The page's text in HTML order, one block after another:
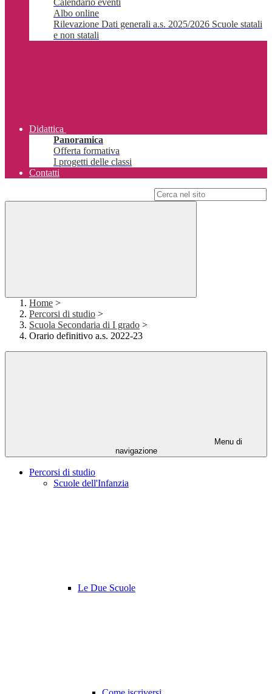
Calendario eventi
Albo online
Rilevazione Dati generali a.s. 2025/2026 Scuole statali
e non statali
Didattica
Panoramica
Offerta formativa
I progetti delle classi
Contatti
Home >
Percorsi di studio >
Scuola Secondaria di I grado >
Orario definitivo a.s. 2022-23
Menu di
navigazione
Percorsi di studio
Scuole dell'Infanzia
Le Due Scuole